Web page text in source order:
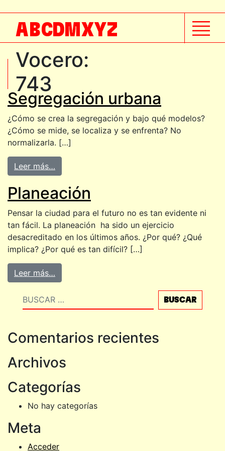
ABCDMXYZ
Vocero:
743
Segregación urbana
¿Cómo se crea la segregación y bajo qué modelos?
¿Cómo se mide, se localiza y se enfrenta? No
normalizarla. […]
Leer más…
Planeación
Pensar la ciudad para el futuro no es tan evidente ni
tan fácil. La planeación ha sido un ejercicio
desacreditado en los últimos años. ¿Por qué? ¿Qué
implica? ¿Por qué es tan difícil? […]
Leer más…
Buscar
Comentarios recientes
Archivos
Categorías
No hay categorías
Meta
Acceder